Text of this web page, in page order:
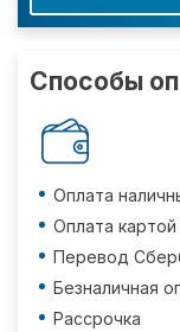
Способы
Оплата
Оплата
Перевод
Безналичная
Рассрочка